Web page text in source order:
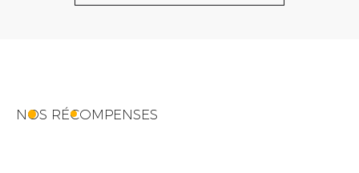
NOS RÉCOMPENSES